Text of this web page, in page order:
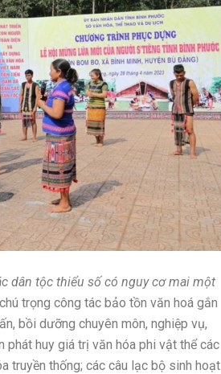
dân tộc thiểu số có nguy cơ mai một
trọng công tác bảo tồn văn hoá gắn
bồi dưỡng chuyên môn, nghiệp vụ,
phát huy giá trị văn hóa phi vật thể các
truyền thống; các câu lạc bộ sinh hoạt